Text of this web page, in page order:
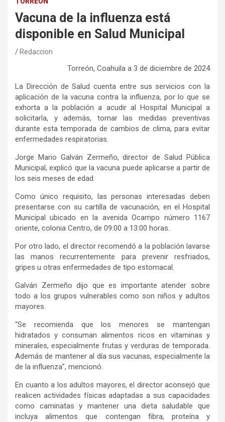
Vacuna de la influenza está
disponible en Salud Municipal
Redaccion
Torreón, Coahuila a 3 de diciembre de 2024
La Dirección de Saludcuenta entre sus servicios con la
aplicación de la vacuna contra la influenza, por lo que se
exhorta a la población a acudir al Hospital Municipal a
solicitarla, y además, tomar las medidas preventivas
durante esta temporada de cambios de clima, para evitar
enfermedades respiratorias.
Jorge Mario Galván Zermeño, director de Salud Pública
Municipal,explicó que la vacuna puede aplicarse a partir de
los seis meses de edad.
Como único requisito, las personas interesadas deben
presentarse con su cartilla de vacunación, en el
Hospital
Municipal ubicado en la avenida Ocampo número 1167
oriente, colonia Centro, de 09:00 a 13:00 horas.
Por otro lado, el director recomendó a la población lavarse
las manos recurrentemente para prevenir resfriados,
gripes u otras enfermedades de tipo estomacal.
Galván Zermeño dijo que es importante atender sobre
todo a los grupos vulnerables como son niños y adultos
mayores.
“Se recomienda que los menores se mantengan
hidratados y consuman alimentos ricos en vitaminas y
minerales, especialmente frutas y verduras de temporada.
Además de mantener al día sus vacunas, especialmente la
de la influenza”, mencionó.
En cuanto a los adultos mayores, el director aconsejó que
realicen actividades físicas adaptadas a sus capacidades
como caminatas ymantener una dieta saludable que
incluya alimentos que contengan fibra, proteína y